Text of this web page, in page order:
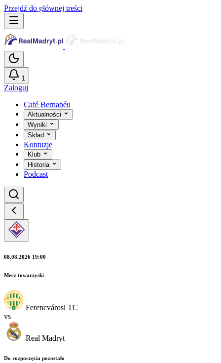
Przejdź do głównej treści
1
Zaloguj
Café Bernabéu
Aktualności
Wyniki
Skład
Kontuzje
Klub
Historia
Podcast
08.08.2026 19:00
Mecz towarzyski
Ferencvárosi TC
vs
Real Madryt
Do rozpoczęcia pozostało